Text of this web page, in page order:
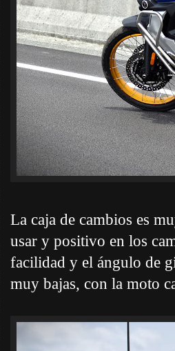
La caja de cambios es
usar y positivo en los
facilidad y el ángulo de
muy bajas, con la moto